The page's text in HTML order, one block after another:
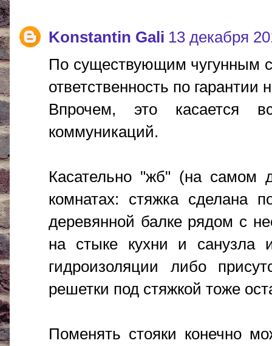
Konstantin Gali 13 декабря
По существующим чугунным
ответственность по гарантии
Впрочем, это касается
коммуникаций.
Касательно "жб" (на самом
комнатах: стяжка сделана
деревянной балке рядом с
на стыке кухни и санузла
гидроизоляции либо
решетки под стяжкой тоже
Поменять стояки конечно